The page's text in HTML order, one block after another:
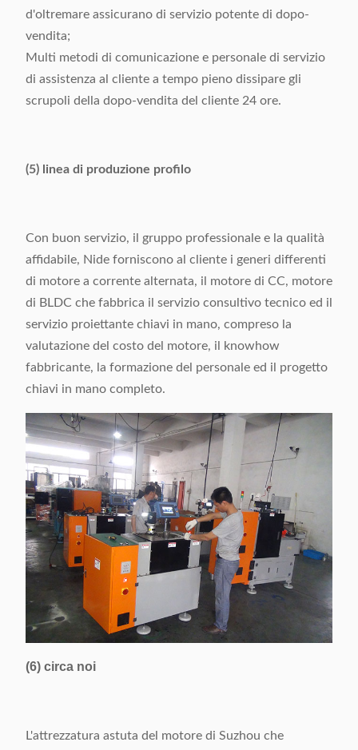
d'oltremare assicurano di servizio potente di dopo-
vendita;
Multi metodi di comunicazione e personale di servizio
di assistenza al cliente a tempo pieno dissipare gli
scrupoli della dopo-vendita del cliente 24 ore.
(5) linea di produzione profilo
Con buon servizio, il gruppo professionale e la qualità
affidabile, Nide forniscono al cliente i generi differenti
di motore a corrente alternata, il motore di CC, motore
di BLDC che fabbrica il servizio consultivo tecnico ed il
servizio proiettante chiavi in mano, compreso la
valutazione del costo del motore, il knowhow
fabbricante, la formazione del personale ed il progetto
chiavi in mano completo.
(6) circa noi
L'attrezzatura astuta del motore di Suzhou che